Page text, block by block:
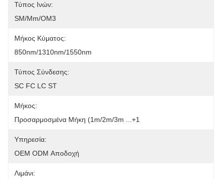
Τύπος Ινών:
SM/mm/OM3
Μήκος Κύματος:
850nm/1310nm/1550nm
Τύπος Σύνδεσης:
SC FC LC ST
Μήκος:
Προσαρμοσμένα Μήκη (1m/2m/3m ...+1
Υπηρεσία:
OEM ODM Αποδοχή
Λιμάνι: